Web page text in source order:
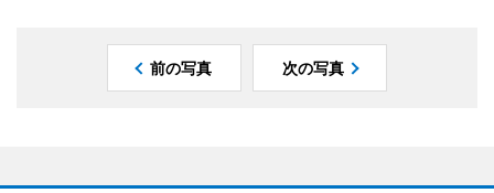
前の写真 次の写真